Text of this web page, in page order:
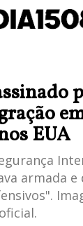
EUA
armada e